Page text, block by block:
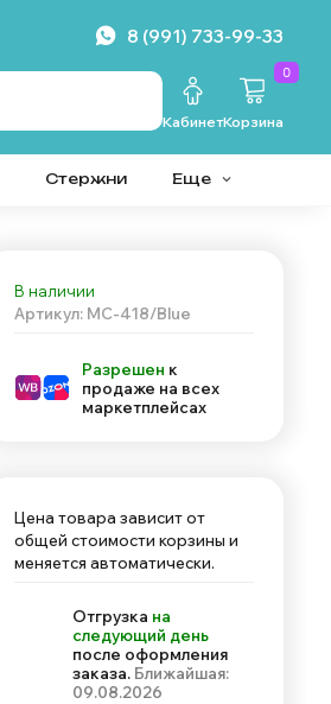
8 (991) 733-99-33
КабинетКорзина
0
Стержни Еще
В наличии
Артикул: MC-418/Blue
Разрешен к
продаже на всех
маркетплейсах
Цена товара зависит от
общей стоимости корзины и
меняется автоматически.
Отгрузка на
следующий день
после оформления
заказа. Ближайшая:
09.08.2026